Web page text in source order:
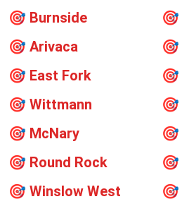
🎯 Burnside 🎯
🎯 Arivaca 🎯
🎯 East Fork 🎯
🎯 Wittmann 🎯
🎯 McNary 🎯
🎯 Round Rock 🎯
🎯 Winslow West 🎯